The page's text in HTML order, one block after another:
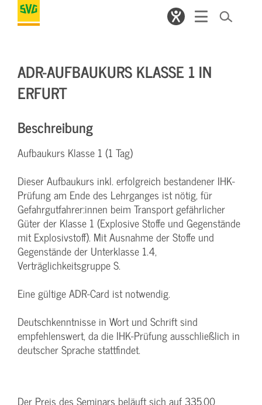
ADR-AUFBAUKURS KLASSE 1 IN
ERFURT
Beschreibung
Aufbaukurs Klasse 1 (1 Tag)
Dieser Aufbaukurs inkl. erfolgreich bestandener IHK-
Prüfung am Ende des Lehrganges ist nötig, für
Gefahrgutfahrer:innen beim Transport gefährlicher
Güter der Klasse 1 (Explosive Stoffe und Gegenstände
mit Explosivstoff). Mit Ausnahme der Stoffe und
Gegenstände der Unterklasse 1.4,
Verträglichkeitsgruppe S.
Eine gültige ADR-Card ist notwendig.
Deutschkenntnisse in Wort und Schrift sind
empfehlenswert, da die IHK-Prüfung ausschließlich in
deutscher Sprache stattfindet.
Der Preis des Seminars beläuft sich auf 335,00